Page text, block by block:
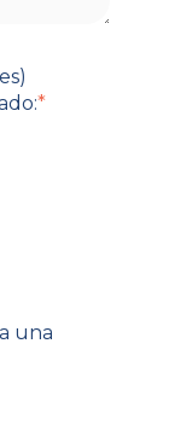
*
una